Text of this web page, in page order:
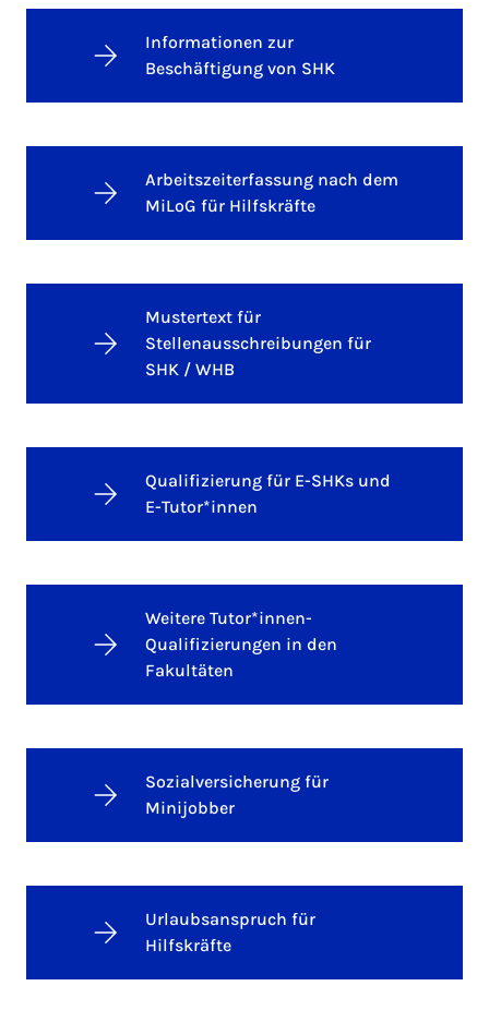
Informationen zur
Beschäftigung von SHK
Arbeitszeiterfassung nach dem
MiLoG für Hilfskräfte
Mustertext für
Stellenausschreibungen für
SHK / WHB
Qualifizierung für E-SHKs und
E-Tutor*innen
Weitere Tutor*innen-
Qualifizierungen in den
Fakultäten
Sozialversicherung für
Minijobber
Urlaubsanspruch für
Hilfskräfte